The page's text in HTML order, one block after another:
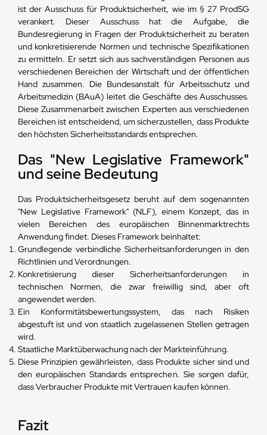
ist der Ausschuss für Produktsicherheit, wie im § 27 ProdSG
verankert. Dieser Ausschuss hat die Aufgabe, die
Bundesregierung in Fragen der Produktsicherheit zu beraten
und konkretisierende Normen und technische Spezifikationen
zu ermitteln. Er setzt sich aus sachverständigen Personen aus
verschiedenen Bereichen der Wirtschaft und der öffentlichen
Hand zusammen. Die Bundesanstalt für Arbeitsschutz und
Arbeitsmedizin (BAuA) leitet die Geschäfte des Ausschusses.
Diese Zusammenarbeit zwischen Experten aus verschiedenen
Bereichen ist entscheidend, um sicherzustellen, dass Produkte
den höchsten Sicherheitsstandards entsprechen.
Das "New Legislative Framework"
und seine Bedeutung
Das Produktsicherheitsgesetz beruht auf dem sogenannten
"New Legislative Framework" (NLF), einem Konzept, das in
vielen Bereichen des europäischen Binnenmarktrechts
Anwendung findet. Dieses Framework beinhaltet:
Grundlegende verbindliche Sicherheitsanforderungen in den
Richtlinien und Verordnungen.
Konkretisierung dieser Sicherheitsanforderungen in
technischen Normen, die zwar freiwillig sind, aber oft
angewendet werden.
Ein Konformitätsbewertungssystem, das nach Risiken
abgestuft ist und von staatlich zugelassenen Stellen getragen
wird.
Staatliche Marktüberwachung nach der Markteinführung.
Diese Prinzipien gewährleisten, dass Produkte sicher sind und
den europäischen Standards entsprechen. Sie sorgen dafür,
dass Verbraucher Produkte mit Vertrauen kaufen können.
Fazit